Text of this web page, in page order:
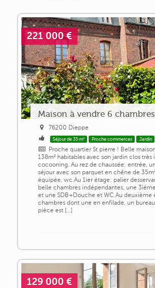
221 000 €
Maison à vendre 6
76200 Dieppe
Séjour de 35 m² Proche commerces Jardin
Proche quartier St pierre ! Belle
138m² habitables avec son jardin clos
cocooning. Au rez de chaussée: entrée,
séjour avec son parquet en chêne de
équipée, wc.Au 1ier étage: palier
belle chambres indépendantes, une
et une SDB+Douche et WC.Au deuxième
chambres dont une en enfilade, un
pièce est [...]
129 000 €